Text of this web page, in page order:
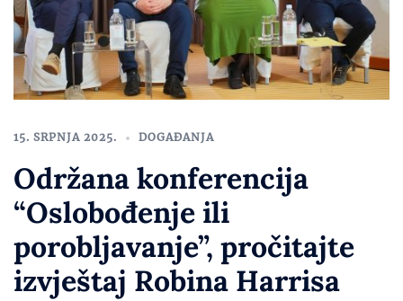
15. SRPNJA 2025. DOGAĐANJA
Održana konferencija
“Oslobođenje ili
porobljavanje”, pročitajte
izvještaj Robina Harrisa